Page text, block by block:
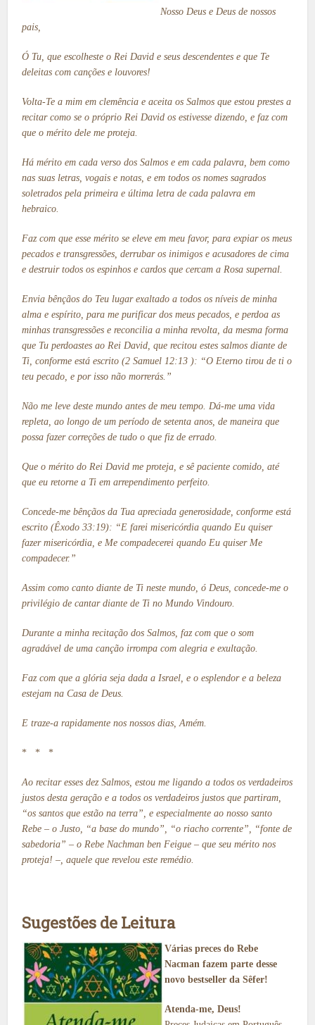
Nosso Deus e Deus de nossos
pais,
Ó Tu, que escolheste o Rei David e seus descendentes e que Te
deleitas com canções e louvores!
Volta-Te a mim em clemência e aceita os Salmos que estou prestes a
recitar como se o próprio Rei David os estivesse dizendo, e faz com
que o mérito dele me proteja.
Há mérito em cada verso dos Salmos e em cada palavra, bem como
nas suas letras, vogais e notas, e em todos os nomes sagrados
soletrados pela primeira e última letra de cada palavra em
hebraico.
Faz com que esse mérito se eleve em meu favor, para expiar os meus
pecados e transgressões, derrubar os inimigos e acusadores de cima
e destruir todos os espinhos e cardos que cercam a Rosa supernal.
Envia bênçãos do Teu lugar exaltado a todos os níveis de minha
alma e espírito, para me purificar dos meus pecados, e perdoa as
minhas transgressões e reconcilia a minha revolta, da mesma forma
que Tu perdoastes ao Rei David, que recitou estes salmos diante de
Ti, conforme está escrito (2 Samuel 12:13 ): “O Eterno tirou de ti o
teu pecado, e por isso não morrerás.”
Não me leve deste mundo antes de meu tempo. Dá-me uma vida
repleta, ao longo de um período de setenta anos, de maneira que
possa fazer correções de tudo o que fiz de errado.
Que o mérito do Rei David me proteja, e sê paciente comido, até
que eu retorne a Ti em arrependimento perfeito.
Concede-me bênçãos da Tua apreciada generosidade, conforme está
escrito (Êxodo 33:19): “E farei misericórdia quando Eu quiser
fazer misericórdia, e Me compadecerei quando Eu quiser Me
compadecer.”
Assim como canto diante de Ti neste mundo, ó Deus, concede-me o
privilégio de cantar diante de Ti no Mundo Vindouro.
Durante a minha recitação dos Salmos, faz com que o som
agradável de uma canção irrompa com alegria e exultação.
Faz com que a glória seja dada a Israel, e o esplendor e a beleza
estejam na Casa de Deus.
E traze-a rapidamente nos nossos dias, Amém.
* * *
Ao recitar esses dez Salmos, estou me ligando a todos os verdadeiros
justos desta geração e a todos os verdadeiros justos que partiram,
“os santos que estão na terra”, e especialmente ao nosso santo
Rebe – o Justo, “a base do mundo”, “o riacho corrente”, “fonte de
sabedoria” – o Rebe Nachman ben Feigue – que seu mérito nos
proteja! –, aquele que revelou este remédio.
Sugestões de Leitura
Várias preces do Rebe
Nacman fazem parte desse
novo bestseller da Sêfer!
Atenda-me, Deus!